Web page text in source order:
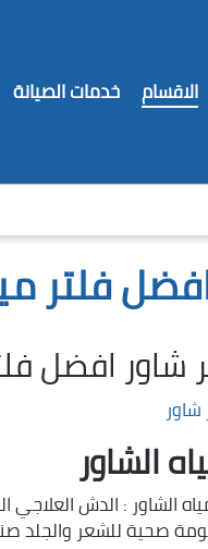
الاقسام خدمات الصيانة
فلتر
شاور افضل
الشاور
الشاور : الدش
صحية للشعر والجلد